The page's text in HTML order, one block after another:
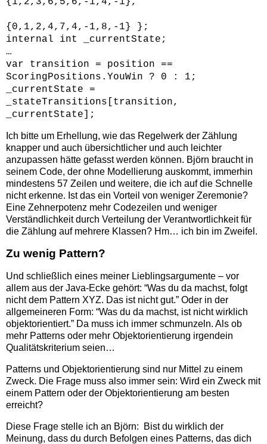
{0,1,2,4,7,4,-1,8,-1} };
internal int _currentState;
…
var transition = position ==
ScoringPositions.YouWin ? 0 : 1;
_currentState =
_stateTransitions[transition,
_currentState];
Ich bitte um Erhellung, wie das Regelwerk der Zählung
knapper und auch übersichtlicher und auch leichter
anzupassen hätte gefasst werden können. Björn braucht in
seinem Code, der ohne Modellierung auskommt, immerhin
mindestens 57 Zeilen und weitere, die ich auf die Schnelle
nicht erkenne. Ist das ein Vorteil von weniger Zeremonie?
Eine Zehnerpotenz mehr Codezeilen und weniger
Verständlichkeit durch Verteilung der Verantwortlichkeit für
die Zählung auf mehrere Klassen? Hm… ich bin im Zweifel.
Zu wenig Pattern?
Und schließlich eines meiner Lieblingsargumente – vor
allem aus der Java-Ecke gehört: “Was du da machst, folgt
nicht dem Pattern XYZ. Das ist nicht gut.” Oder in der
allgemeineren Form: “Was du da machst, ist nicht wirklich
objektorientiert.” Da muss ich immer schmunzeln. Als ob
mehr Patterns oder mehr Objektorientierung irgendein
Qualitätskriterium seien…
Patterns und Objektorientierung sind nur Mittel zu einem
Zweck. Die Frage muss also immer sein: Wird ein Zweck mit
einem Pattern oder der Objektorientierung am besten
erreicht?
Diese Frage stelle ich an Björn: Bist du wirklich der
Meinung, dass du durch Befolgen eines Patterns, das dich